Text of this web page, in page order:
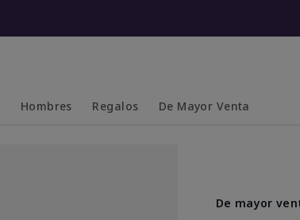
Hombres Regalos De Mayor Venta
De mayor